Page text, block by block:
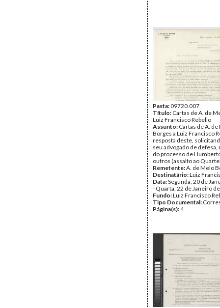
Pasta:09720.007
Título: Cartas de A. de
Luiz Francisco Rebello
Assunto: Cartas de A.
Borges a Luiz Francisco
resposta deste,
seu advogado de defesa,
do processo de
outros (assalto ao
Remetente:A. de Melo
Destinatário:Luiz
Data:Segunda, 20 de
- Quarta, 22 de Janeiro
Fundo:Luiz Francisco
Tipo Documental:
Página(s):4